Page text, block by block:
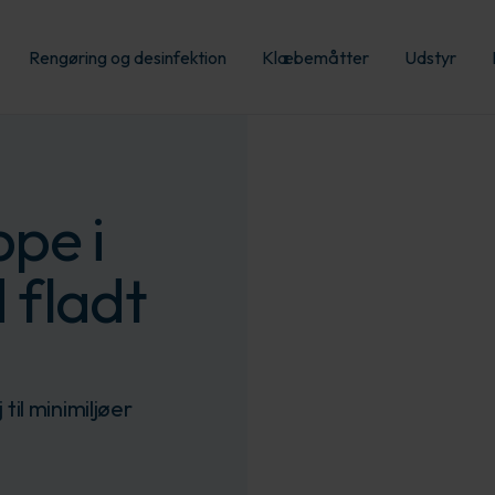
Rengøring og desinfektion Klæbemåtter Udstyr
i
fladt
minimiljøer